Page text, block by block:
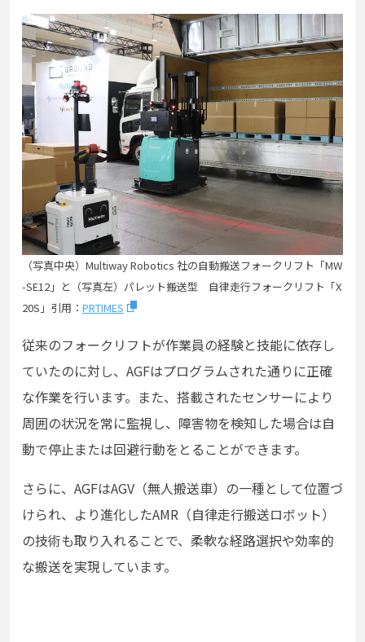
（写真中央） Multiway Robotics 社の自動搬送フォークリフト「MW
-SE12」 と（写真左）パレット搬送型 自律走行フォークリフト「X
20S」引用： PRTIMES
従来のフォークリフトが作業員の経験と技能に依存し
ていたのに対し、AGFはプログラムされた通りに正確
な作業を行います。また、搭載されたセンサーにより
周囲の状況を常に監視し、障害物を検知した場合は自
動で停止または回避行動をとることができます。
さらに、AGFはAGV（無人搬送車）の一種として位置づ
けられ、より進化したAMR（自律走行搬送ロボット）
の技術も取り入れることで、柔軟な経路選択や効率的
な搬送を実現しています。